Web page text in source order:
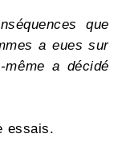
que
a eues sur
même a décidé
essais.